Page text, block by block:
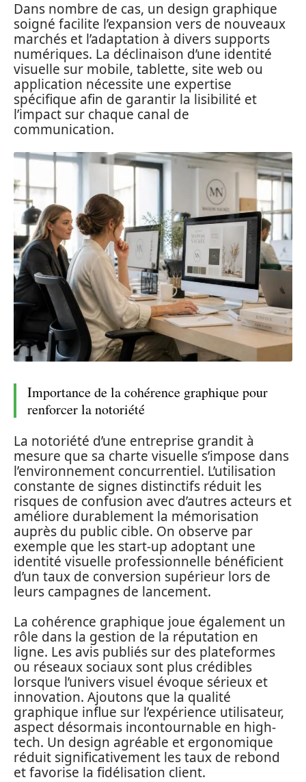
Dans nombre de cas, un design graphique
soigné facilite l’expansion vers de nouveaux
marchés et l’adaptation à divers supports
numériques. La déclinaison d’une identité
visuelle sur mobile, tablette, site web ou
application nécessite une expertise
spécifique afin de garantir la lisibilité et
l’impact sur chaque canal de
communication.
Importance de la cohérence graphique pour
renforcer la notoriété
La notoriété d’une entreprise grandit à
mesure que sa charte visuelle s’impose dans
l’environnement concurrentiel. L’utilisation
constante de signes distinctifs réduit les
risques de confusion avec d’autres acteurs et
améliore durablement la mémorisation
auprès du public cible. On observe par
exemple que les start-up adoptant une
identité visuelle professionnelle bénéficient
d’un taux de conversion supérieur lors de
leurs campagnes de lancement.
La cohérence graphique joue également un
rôle dans la gestion de la réputation en
ligne. Les avis publiés sur des plateformes
ou réseaux sociaux sont plus crédibles
lorsque l’univers visuel évoque sérieux et
innovation. Ajoutons que la qualité
graphique influe sur l’expérience utilisateur,
aspect désormais incontournable en high-
tech. Un design agréable et ergonomique
réduit significativement les taux de rebond
et favorise la fidélisation client.